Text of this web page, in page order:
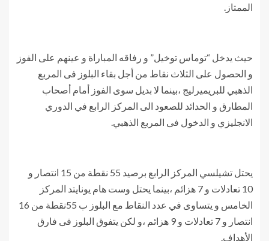
الممتاز.
حيث يدخل “توماس توخيل” و رفاقه المباراة و عينهم على الفوز
و الحصول على الثلاث نقاط من أجل بقاء البلوز فى المربع
الذهبي للبريميرليج ،بينما لا بديل سوى الفوز أمام أصحاب
المطارق و الحدائد للصعود الى المركز الرابع في الدوري
الانجليزي و الدخول فى المربع الذهبي.
يحتل تشيلسي المركز الرابع برصيد 55 نقطة من 15 انتصار و
10 تعادلات و 7 هزائم ،بينما يحتل وست هام يونايتد المركز
الخامس و يتساوى في عدد النقاط مع البلوز ب 55نقطة من 16
انتصار و 7 تعادلات و 9 هزائم ،و لكن يتفوق البلوز فى فارق
الأهداف.